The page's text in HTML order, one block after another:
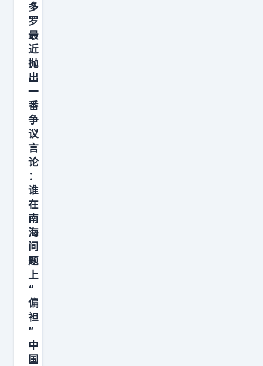
指
的
就
是
挑
衅
之
后
，
就
要
直
面
我
方
实
实
在
在
的
军
事
多
罗
最
近
抛
出
一
番
争
议
言
论
：
谁
在
南
海
问
题
上
“
偏
袒
”
中
国